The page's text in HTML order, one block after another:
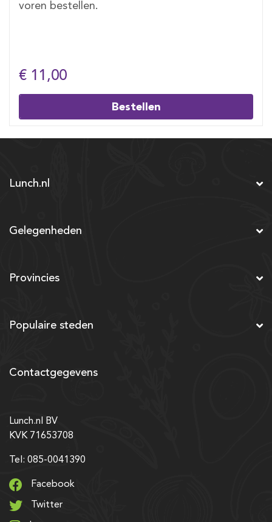
voren bestellen.
€ 11,00
Bestellen
Lunch.nl
Gelegenheden
Provincies
Populaire steden
Contactgegevens
Lunch.nl BV
KVK 71653708
Tel: 085-0041390
Facebook
Twitter